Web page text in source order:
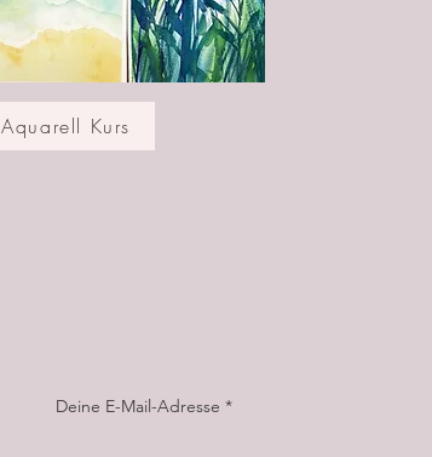
Aquarell Kurs
Deine E-Mail-Adresse